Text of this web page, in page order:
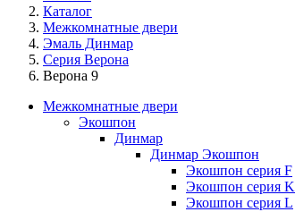
Каталог
Межкомнатные двери
Эмаль Динмар
Серия Верона
Верона 9
Межкомнатные двери
Экошпон
Динмар
Динмар Экошпон
Экошпон серия F
Экошпон серия K
Экошпон серия L